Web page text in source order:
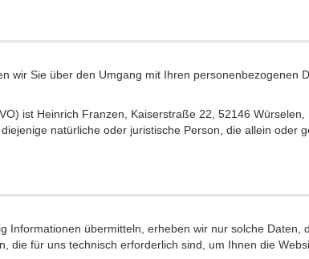
wir Sie über den Umgang mit Ihren personenbezogenen
ist Heinrich Franzen, Kaiserstraße 22, 52146 Würselen,
natürliche oder juristische Person, die allein oder
übermitteln, erheben wir nur solche Daten,
die für uns technisch erforderlich sind, um Ihnen die